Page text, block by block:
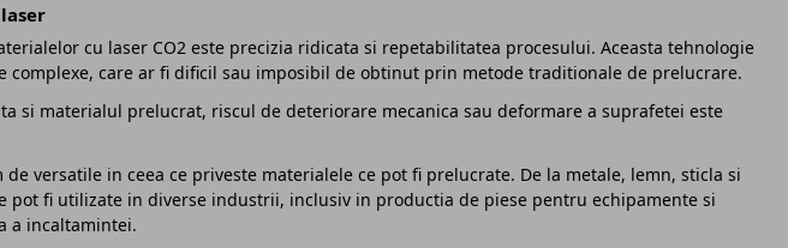
cu laser CO2 este precizia ridicata si repetabilitatea procesului. Aceasta tehnologie
complexe, care ar fi dificil sau imposibil de obtinut prin metode traditionale de prelucrare.
si materialul prelucrat, riscul de deteriorare mecanica sau deformare a suprafetei este
versatile in ceea ce priveste materialele ce pot fi prelucrate. De la metale, lemn, sticla si
pot fi utilizate in diverse industrii, inclusiv in productia de piese pentru echipamente si
a incaltamintei.